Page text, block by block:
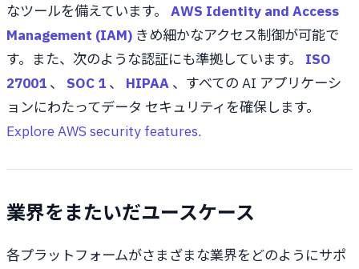
なツールを備えています。 AWS Identity and Access
Management (IAM) きめ細かなアクセス制御が可能で
す。また、次のような認証にも準拠しています。 ISO
27001 、 SOC 1 、 HIPAA 、すべての AI アプリケーシ
ョンにわたってデータ セキュリティを確保します。
Explore AWS security features.
業界をまたいだユースケース
各プラットフォームがさまざまな業界をどのようにサポ